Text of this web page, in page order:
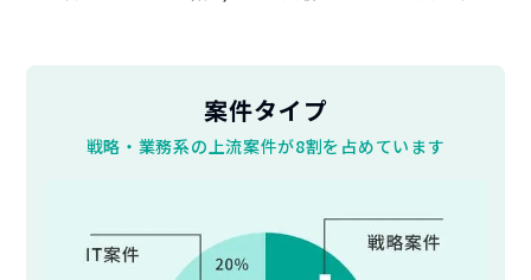
案件タイプ
戦略・業務系の上流案件が8割を占めています